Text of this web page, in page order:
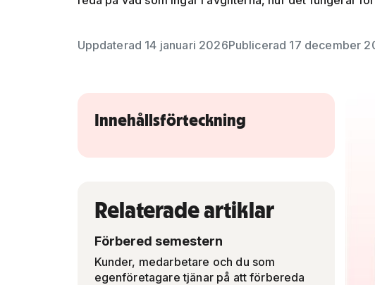
Uppdaterad 14 januari 2026Publicerad 17 december
Innehållsförteckning
Relaterade artiklar
Förbered semestern
Kunder, medarbetare och du som
egenföretagare tjänar på att förbereda